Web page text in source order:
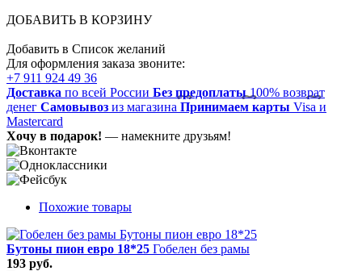
ДОБАВИТЬ В КОРЗИНУ
Добавить в Список желаний
Для оформления заказа звоните:
+7 911 924 49 36
Доставка по всей России Без предоплаты100% возврат
денег Самовывоз из магазина Принимаем карты Visa и
Mastercard
Хочу в подарок! — намекните друзьям!
Похожие товары
Бутоны пион евро 18*25 Гобелен без рамы
193 руб.